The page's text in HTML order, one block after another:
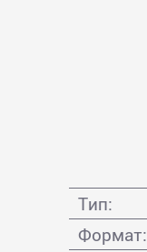
Тип:
Формат: